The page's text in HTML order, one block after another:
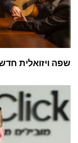
שפה ויזואלית